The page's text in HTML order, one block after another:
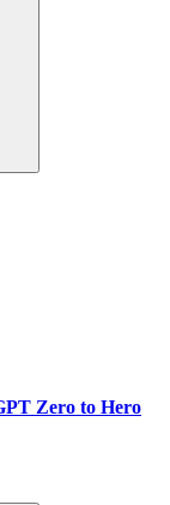
Zero to Hero